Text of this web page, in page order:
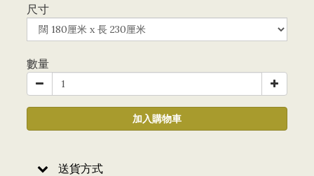
尺寸
數量
加入購物車
送貨方式